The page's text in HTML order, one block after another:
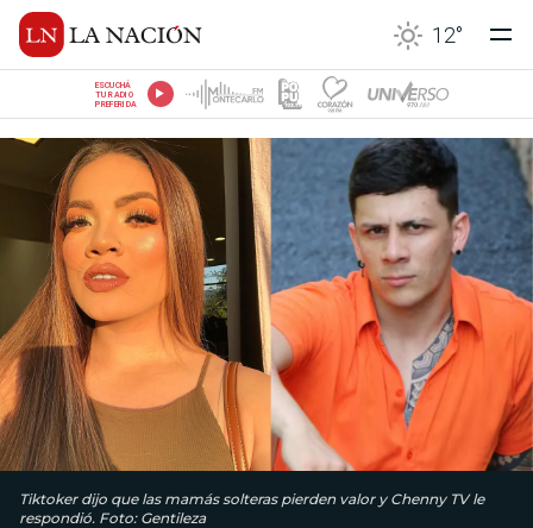
12°
ESCUCHÁ
TU RADIO
PREFERIDA
Tiktoker dijo que las mamás solteras pierden valor y Chenny TV le
respondió. Foto: Gentileza